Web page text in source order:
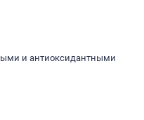
и антиоксидантными